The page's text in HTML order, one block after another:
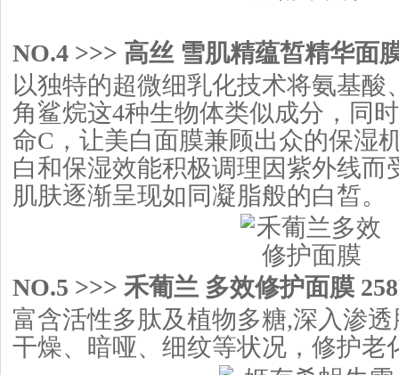
NO.4 >>> 高丝 雪肌精蕴皙精华面
以独特的超微细乳化技术将氨基酸
角鲨烷这4种生物体类似成分，同
命C，让美白面膜兼顾出众的保湿
白和保湿效能积极调理因紫外线而
肌肤逐渐呈现如同凝脂般的白皙。
NO.5 >>> 禾葡兰 多效修护面膜
富含活性多肽及植物多糖,深入渗
干燥、暗哑、细纹等状况，修护老